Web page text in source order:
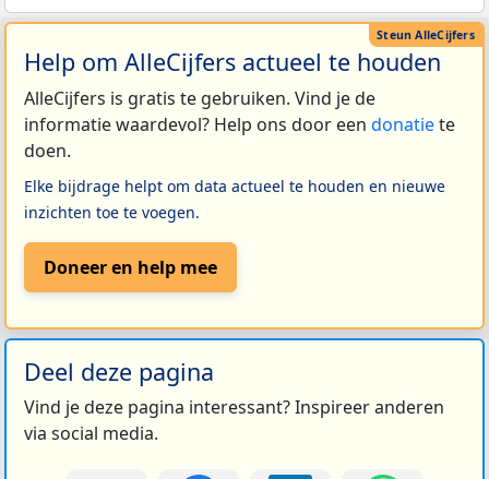
Help om AlleCijfers actueel te houden
AlleCijfers is gratis te gebruiken. Vind je de
informatie waardevol? Help ons door een donatiete
doen.
Elke bijdrage helpt om data actueel te houden en nieuwe
inzichten toe te voegen.
Doneer en help mee
Deel deze pagina
Vind je deze pagina interessant? Inspireer anderen
via social media.